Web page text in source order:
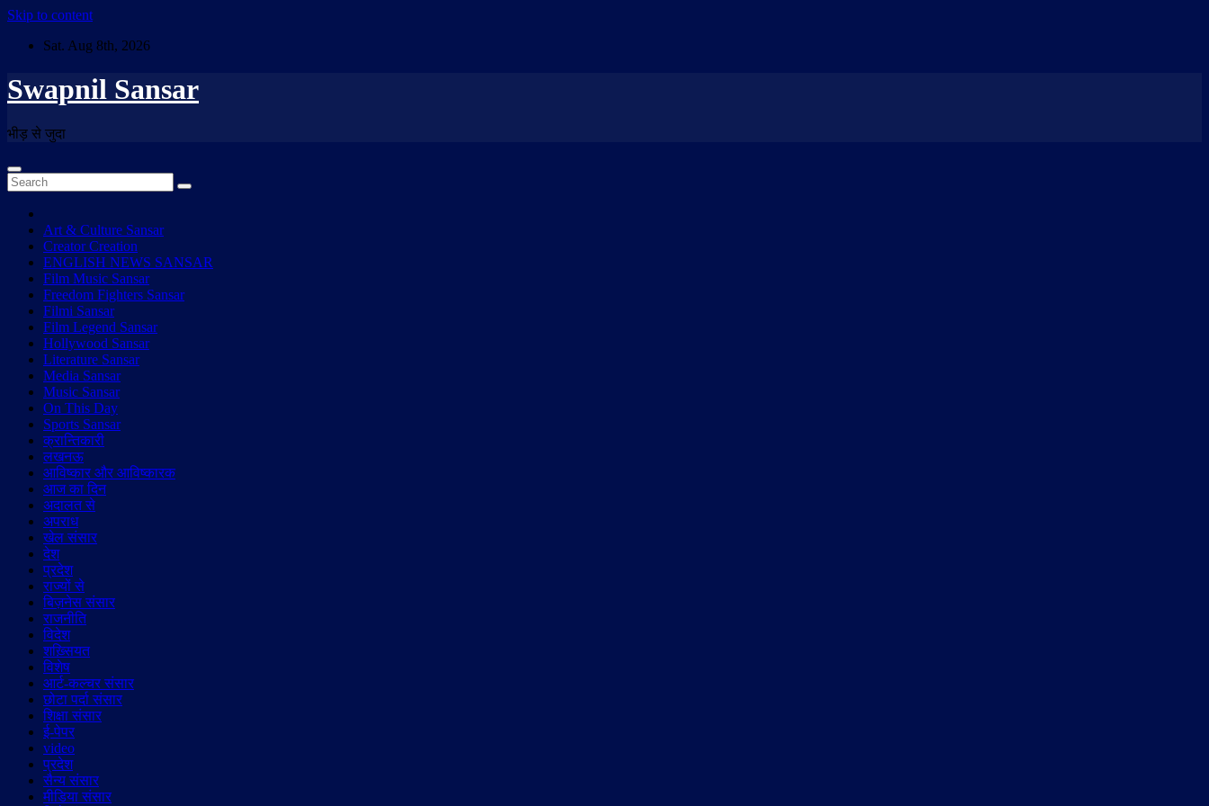
Skip to content
Sat. Aug 8th, 2026
Swapnil Sansar
भीड़ से जुदा
Art & Culture Sansar
Creator Creation
ENGLISH NEWS SANSAR
Film Music Sansar
Freedom Fighters Sansar
Filmi Sansar
Film Legend Sansar
Hollywood Sansar
Literature Sansar
Media Sansar
Music Sansar
On This Day
Sports Sansar
क्रान्तिकारी
लखनऊ
आविष्कार और आविष्कारक
आज का दिन
अदालत से
अपराध
खेल संसार
देश
प्रदेश
राज्यों से
बिज़नेस संसार
राजनीति
विदेश
शख़्सियत
विशेष
आर्ट-कल्चर संसार
छोटा पर्दा संसार
शिक्षा संसार
ई-पेपर
video
प्रदेश
सैन्य संसार
मीडिया संसार